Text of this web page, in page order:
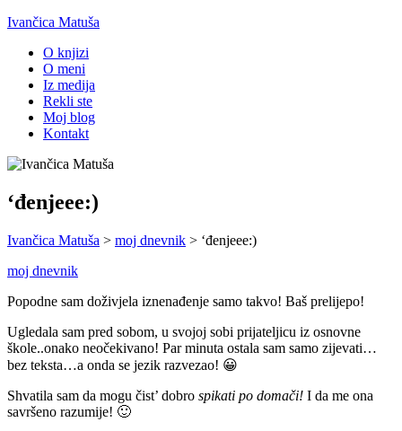
Ivančica Matuša
O knjizi
O meni
Iz medija
Rekli ste
Moj blog
Kontakt
‘đenjeee:)
Ivančica Matuša > moj dnevnik > ‘đenjeee:)
moj dnevnik
Popodne sam doživjela iznenađenje samo takvo! Baš prelijepo!
Ugledala sam pred sobom, u svojoj sobi prijateljicu iz osnovne
škole..onako neočekivano! Par minuta ostala sam samo zijevati…
bez teksta…a onda se jezik razvezao! 😀
Shvatila sam da mogu čist’ dobro spikati po domači! I da me ona
savršeno razumije! 🙂